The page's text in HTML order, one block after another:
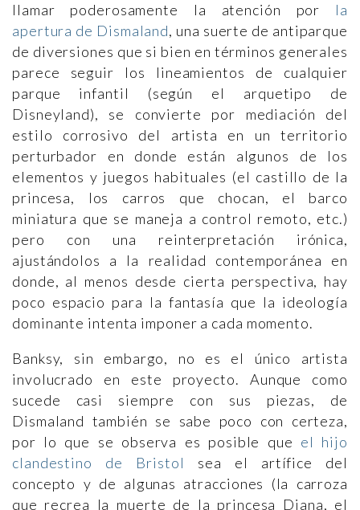
llamar poderosamente la atención por la
apertura de Dismaland, una suerte de antiparque
de diversiones que si bien en términos generales
parece seguir los lineamientos de cualquier
parque infantil (según el arquetipo de
Disneyland), se convierte por mediación del
estilo corrosivo del artista en un territorio
perturbador en donde están algunos de los
elementos y juegos habituales (el castillo de la
princesa, los carros que chocan, el barco
miniatura que se maneja a control remoto, etc.)
pero con una reinterpretación irónica,
ajustándolos a la realidad contemporánea en
donde, al menos desde cierta perspectiva, hay
poco espacio para la fantasía que la ideología
dominante intenta imponer a cada momento.
Banksy, sin embargo, no es el único artista
involucrado en este proyecto. Aunque como
sucede casi siempre con sus piezas, de
Dismaland también se sabe poco con certeza,
por lo que se observa es posible que el hijo
clandestino de Bristol
sea el artífice del
concepto y de algunas atracciones (la carroza
que recrea la muerte de la princesa Diana, el